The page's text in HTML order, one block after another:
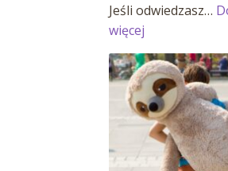
Jeśli odwiedzasz…
więcej:
MANATY
W
AFRYKARIUM
!